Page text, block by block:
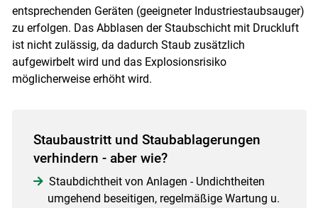
entsprechenden Geräten (geeigneter Industriestaubsauger)
zu erfolgen. Das Abblasen der Staubschicht mit Druckluft
ist nicht zulässig, da dadurch Staub zusätzlich
aufgewirbelt wird und das Explosionsrisiko
möglicherweise erhöht wird.
Staubaustritt und Staubablagerungen
verhindern - aber wie?
Staubdichtheit von Anlagen - Undichtheiten
umgehend beseitigen, regelmäßige Wartung u.